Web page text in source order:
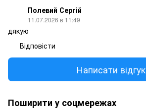
Полевий Сергій
11.07.2026 в 11:49
дякую
Відповісти
Написати відгук
Поширити у соцмережах